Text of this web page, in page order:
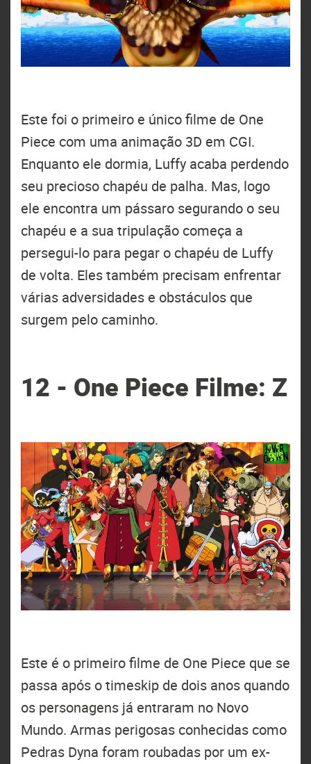
Este foi o primeiro e único filme de One
Piece com uma animação 3D em CGI.
Enquanto ele dormia, Luffy acaba perdendo
seu precioso chapéu de palha. Mas, logo
ele encontra um pássaro segurando o seu
chapéu e a sua tripulação começa a
persegui-lo para pegar o chapéu de Luffy
de volta. Eles também precisam enfrentar
várias adversidades e obstáculos que
surgem pelo caminho.
12 - One Piece Filme: Z
Este é o primeiro filme de One Piece que se
passa após o timeskip de dois anos quando
os personagens já entraram no Novo
Mundo. Armas perigosas conhecidas como
Pedras Dyna foram roubadas por um ex-